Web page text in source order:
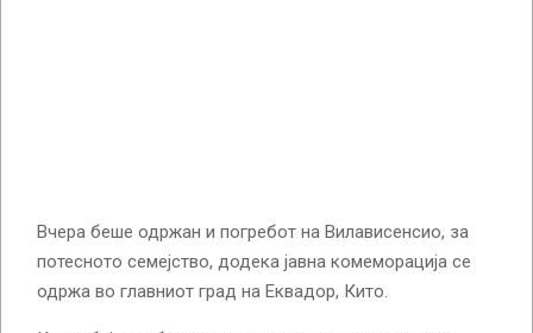
Вчера беше одржан и погребот на Вилависенсио, за
потесното семејство, додека јавна комеморација се
одржа во главниот град на Еквадор, Кито.